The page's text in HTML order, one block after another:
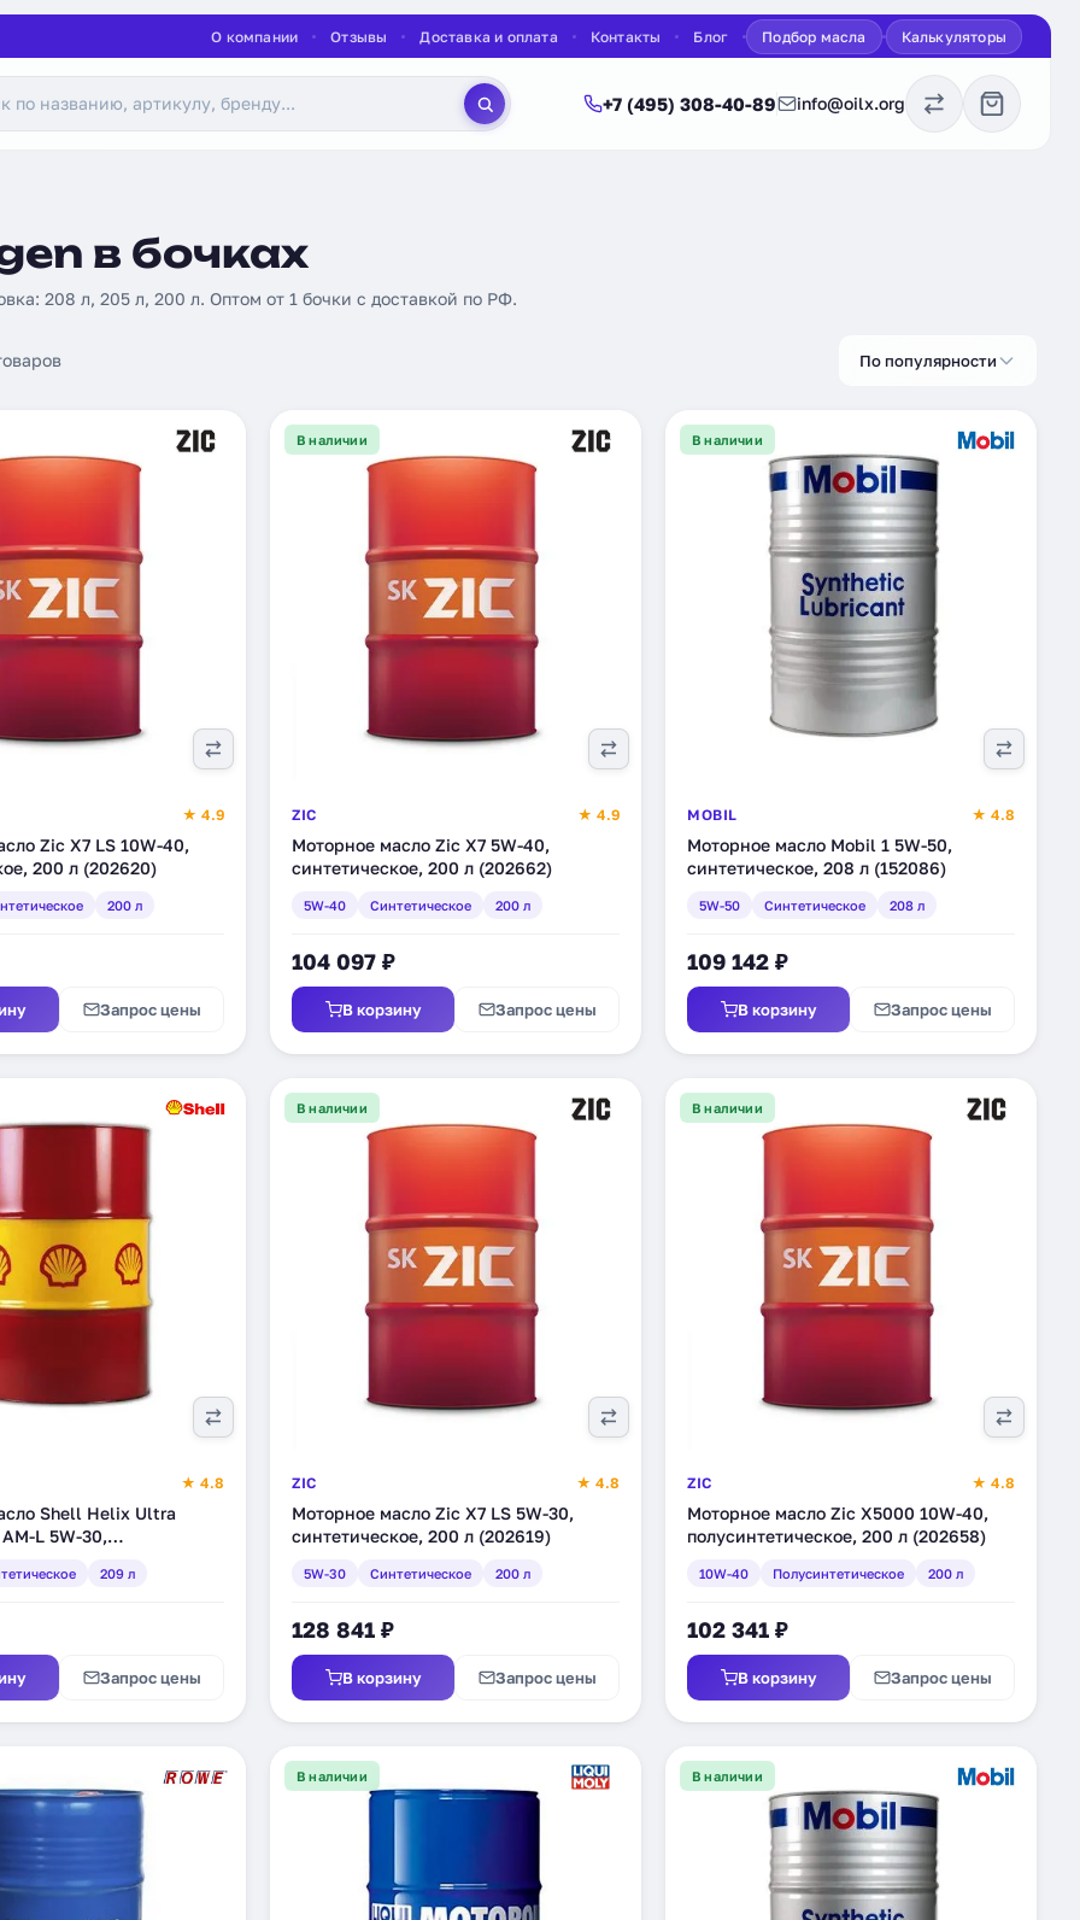
О компании Отзывы Доставка и оплата Контакты Блог Подбор масла Калькуляторы
+7 (495) 308-40-89 info@oilx.org
в бочках
208 л, 205 л, 200 л. Оптом от 1 бочки с доставкой по РФ.
По популярности
★ 4.9
Zic X7 LS 10W-40,
200 л (202620)
200 л
Запрос цены
В наличии
ZIC ★ 4.9
Моторное масло Zic X7 5W-40,
синтетическое, 200 л (202662)
5W-40 Синтетическое 200 л
104 097 ₽
В корзину Запрос цены
В наличии
MOBIL ★ 4.8
Моторное масло Mobil 1 5W-50,
синтетическое, 208 л (152086)
5W-50 Синтетическое 208 л
109 142 ₽
В корзину Запрос цены
★ 4.8
Shell Helix Ultra
L 5W-30,
209 л
Запрос цены
В наличии
ZIC ★ 4.8
Моторное масло Zic X7 LS 5W-30,
синтетическое, 200 л (202619)
5W-30 Синтетическое 200 л
128 841 ₽
В корзину Запрос цены
В наличии
ZIC ★ 4.8
Моторное масло Zic X5000 10W-40,
полусинтетическое, 200 л (202658)
10W-40 Полусинтетическое 200 л
102 341 ₽
В корзину Запрос цены
В наличии В наличии